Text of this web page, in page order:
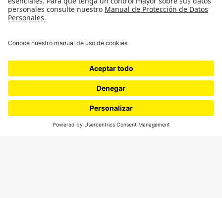
Podcasts
Ediciones especiales
Proyectos 070